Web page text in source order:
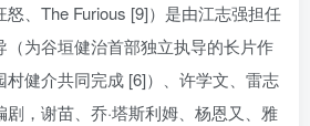
怒、The Furious [9]）是由江志强担任
（为谷垣健治首部独立执导的长片作
健介共同完成 [6]）、许学文、雷志
，谢苗、乔·塔斯利姆、杨恩又、雅